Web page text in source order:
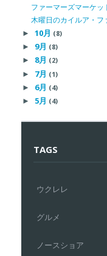
ファーマーズマーケ
木曜日のカイルア・フ
► 10月 (8)
► 9月 (8)
► 8月 (2)
► 7月 (1)
► 6月 (4)
► 5月 (4)
TAGS
ウクレレ
グルメ
ノースショア